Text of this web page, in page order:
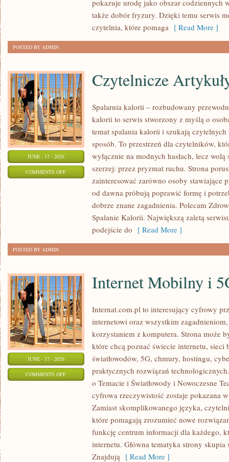
KREATYWNYpokazuje urodę jako obszar codziennych
także dobór fryzury. Dzięki temu serwis
czytelnia, które pomaga [ Read More ]
POSTED BY ADMIN
JUNE - 17 - 2026
COMMENTS OFFON
CZYTELNICZE
ARTYKUŁY
Czytelnicze
Spalarnia kalorii – rozbudowany
kalorii to serwis stworzony z myślą o
temat spalania kalorii i szukają
sposób. To przestrzeń dla czytelników,
wyłącznie na modnych hasłach, lecz
szerzej: przez pryzmat ruchu. Strona
zainteresować zarówno osoby
od dawna próbują poprawić formę i
dobrze znane zagadnienia. Polecam
Spalanie Kalorii. Największą zaletą
podejście do [ Read More ]
POSTED BY ADMIN
JUNE - 17 - 2026
COMMENTS OFFON
Internet Mobilny i
Internat.com.pl to interesujący cyfrowy
internetowi oraz wszystkim
korzystaniem z komputera. Strona może
które chcą poznać świecie internetu, sieci
światłowodów, 5G, chmury, hostingu,
praktycznych rozwiązań
o Temacie i Światłowody i Nowoczesne
cyfrowa rzeczywistość zostaje pokazana
Zamiast skomplikowanego języka,
które pomagają zrozumieć nowe
funkcję centrum informacji dla każdego,
internetu. Główna tematyka strony
Znajdują [ Read More ]